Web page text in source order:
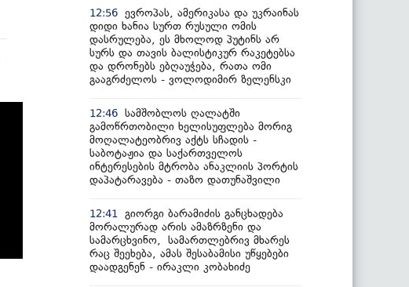
12:56 ევროპას, ამერიკასა და უკრაინას
დიდი ხანია სურთ რუსული ომის
დასრულება, ეს მხოლოდ პუტინს არ
სურს და თავის ბალისტიკურ რაკეტებსა
და დრონებს ებღაუჭება, რათა ომი
გააგრძელოს - ვოლოდიმირ ზელენსკი
12:46 სამშობლოს ღალატში
გამოწრთობილი ხელისუფლება მორიგ
მოღალატეობრივ აქტს სჩადის -
საბოტაჟია და საქართველოს
ინტერესების მტრობა ანაკლიის პორტის
დაპატარავება - თაზო დათუნაშვილი
12:41
გიორგი ბარამიძის განცხადება
მორალურად არის ამაზრზენი და
სამარცხვინო, სამართლებრივ მხარეს
რაც შეეხება, ამას შესაბამისი უწყებები
დაადგენენ - ირაკლი კობახიძე